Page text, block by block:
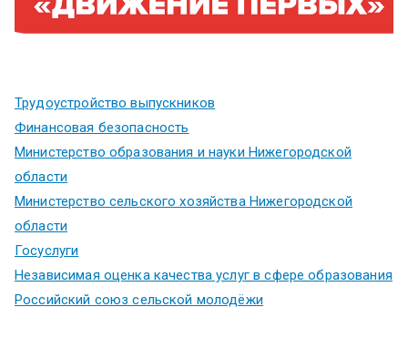
Трудоустройство выпускников
Финансовая безопасность
Министерство образования и науки Нижегородской
области
Министерство сельского хозяйства Нижегородской
области
Госуслуги
Независимая оценка качества услуг в сфере образования
Российский союз сельской молодёжи